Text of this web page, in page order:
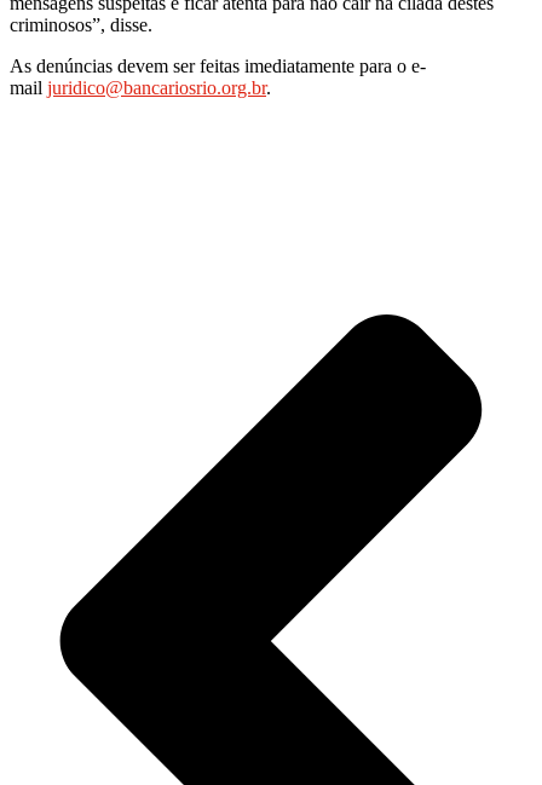
criminosos”, disse.
As denúncias devem ser feitas imediatamente para o e-
mail juridico@bancariosrio.org.br.